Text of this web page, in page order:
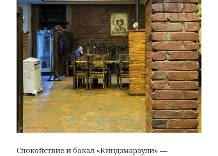
Спокойствие и бокал «Киндзмараули» —